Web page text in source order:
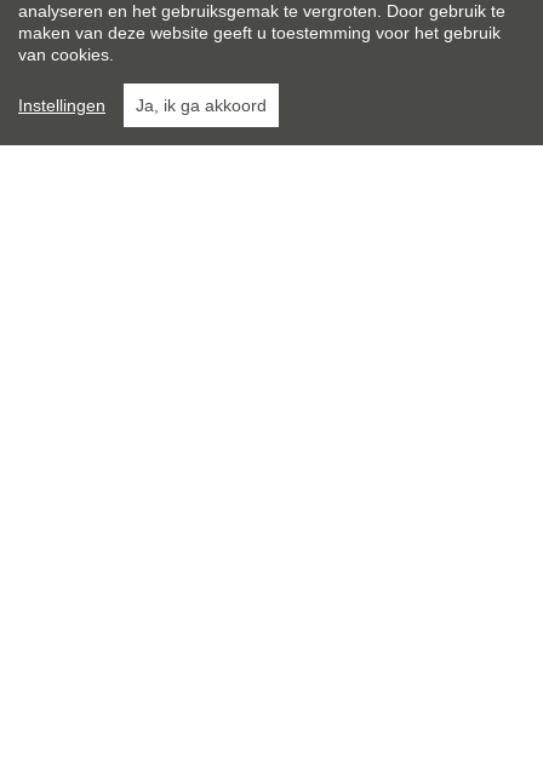
Renovatiejaar:
2023
Algemene staat:
analyseren en het gebruiksgemak te vergroten. Door gebruik te
maken van deze website geeft u toestemming voor het gebruik
van cookies.
Instellingen Ja, ik ga akkoord